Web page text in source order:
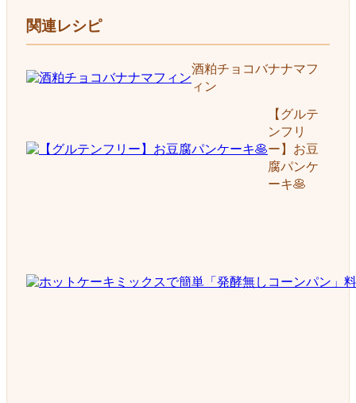
関連レシピ
酒粕チョコバナナマフ
ィン
【グルテ
ンフリ
ー】お豆
腐パンケ
ーキ🥞